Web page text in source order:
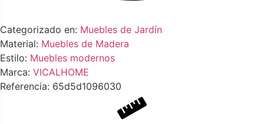
Categorizado en: Muebles de Jardín
Material: Muebles de Madera
Estilo: Muebles modernos
Marca: VICALHOME
Referencia: 65d5d1096030